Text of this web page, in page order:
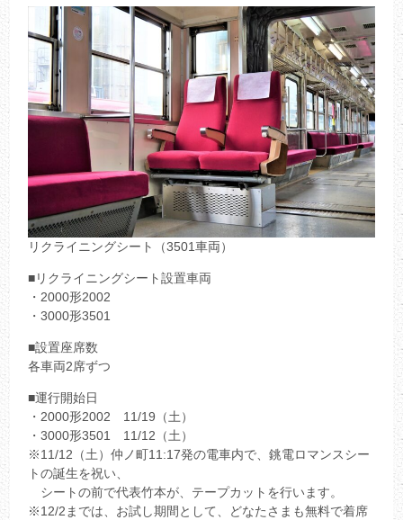
リクライニングシート（3501車両）
■リクライニングシート設置車両
・2000形2002
・3000形3501
■設置座席数
各車両2席ずつ
■運行開始日
・2000形2002 11/19（土）
・3000形3501 11/12（土）
※11/12（土）仲ノ町11:17発の電車内で、銚電ロマンスシー
トの誕生を祝い、
シートの前で代表竹本が、テープカットを行います。
※12/2までは、お試し期間として、どなたさまも無料で着席